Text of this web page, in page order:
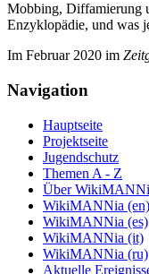
Mobbing, Diffamierung
Enzyklo­pädie, und was
Im Februar 2020 im
Navigation
Hauptseite
Projektseite
Jugendschutz
Themen A - Z
Über
WikiMANNia (en)
WikiMANNia (es)
WikiMANNia (it)
WikiMANNia (ru)
Aktuelle